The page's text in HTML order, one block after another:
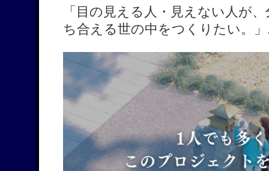
「目の見える人・見えない人が
ち合える世の中をつくりたい。